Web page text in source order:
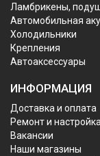
Ламбрикены,
Автомобильная
Холодильники
Крепления
Автоаксессуары
ИНФОРМАЦИЯ
Доставка и оплата
Ремонт и настройка
Вакансии
Наши магазины